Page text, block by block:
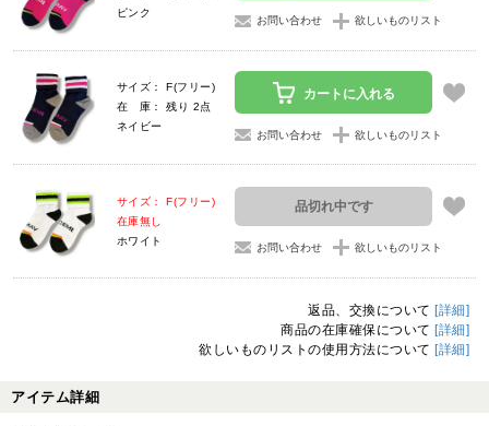
ピンク
お問い合わせ 欲しいものリスト
サイズ： F(フリー)
在 庫： 残り 2点
ネイビー
カートに入れる
お問い合わせ 欲しいものリスト
サイズ： F(フリー)
在庫無し
ホワイト
品切れ中です
お問い合わせ 欲しいものリスト
返品、交換について [詳細]
商品の在庫確保について [詳細]
欲しいものリストの使用方法について [詳細]
アイテム詳細